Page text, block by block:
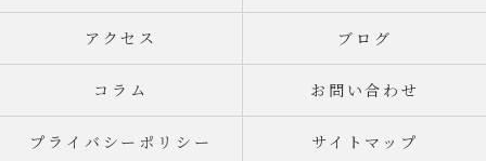
アクセス ブログ
コラム お問い合わせ
プライバシーポリシー サイトマップ